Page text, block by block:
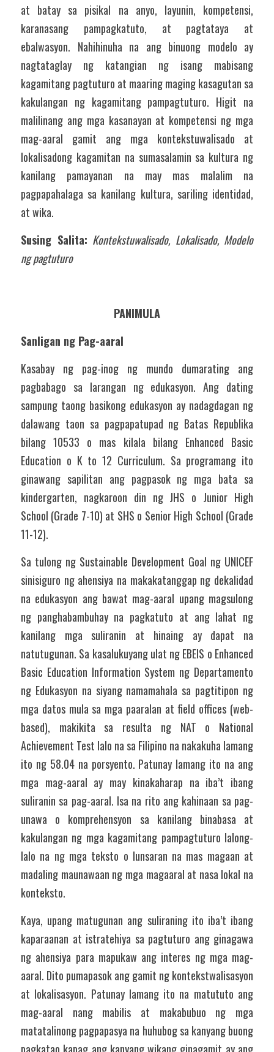
at batay sa pisikal na anyo, layunin, kompetensi,
karanasang pampagkatuto, at pagtataya at
ebalwasyon. Nahihinuha na ang binuong modelo ay
nagtataglay ng katangian ng isang mabisang
kagamitang pagtuturo at maaring maging kasagutan sa
kakulangan ng kagamitang pampagtuturo. Higit na
malilinang ang mga kasanayan at kompetensi ng mga
mag-aaral gamit ang mga kontekstuwalisado at
lokalisadong kagamitan na sumasalamin sa kultura ng
kanilang pamayanan na may mas malalim na
pagpapahalaga sa kanilang kultura, sariling identidad,
at wika.
Susing Salita: Kontekstuwalisado, Lokalisado, Modelo
ng pagtuturo
PANIMULA
Sanligan ng Pag-aaral
Kasabay ng pag-inog ng mundo dumarating ang
pagbabago sa larangan ng edukasyon. Ang dating
sampung taong basikong edukasyon ay nadagdagan ng
dalawang taon sa pagpapatupad ng Batas Republika
bilang 10533 o mas kilala bilang Enhanced Basic
Education o K to 12 Curriculum. Sa programang ito
ginawang sapilitan ang pagpasok ng mga bata sa
kindergarten, nagkaroon din ng JHS o Junior High
School (Grade 7-10) at SHS o Senior High School (Grade
11-12).
Sa tulong ng Sustainable Development Goal ng UNICEF
sinisiguro ng ahensiya na makakatanggap ng dekalidad
na edukasyon ang bawat mag-aaral upang magsulong
ng panghabambuhay na pagkatuto at ang lahat ng
kanilang mga suliranin at hinaing ay dapat na
natutugunan. Sa kasalukuyang ulat ng EBEIS o Enhanced
Basic Education Information System ng Departamento
ng Edukasyon na siyang namamahala sa pagtitipon ng
mga datos mula sa mga paaralan at field offices (web-
based), makikita sa resulta ng NAT o National
Achievement Test lalo na sa Filipino na nakakuha lamang
ito ng 58.04 na porsyento. Patunay lamang ito na ang
mga mag-aaral ay may kinakaharap na iba’t ibang
suliranin sa pag-aaral. Isa na rito ang kahinaan sa pag-
unawa o komprehensyon sa kanilang binabasa at
kakulangan ng mga kagamitang pampagtuturo lalong-
lalo na ng mga teksto o lunsaran na mas magaan at
madaling maunawaan ng mga magaaral at nasa lokal na
konteksto.
Kaya, upang matugunan ang suliraning ito iba’t ibang
kaparaanan at istratehiya sa pagtuturo ang ginagawa
ng ahensiya para mapukaw ang interes ng mga mag-
aaral. Dito pumapasok ang gamit ng kontekstwalisasyon
at lokalisasyon. Patunay lamang ito na matututo ang
mag-aaral nang mabilis at makabubuo ng mga
matatalinong pagpapasya na huhubog sa kanyang buong